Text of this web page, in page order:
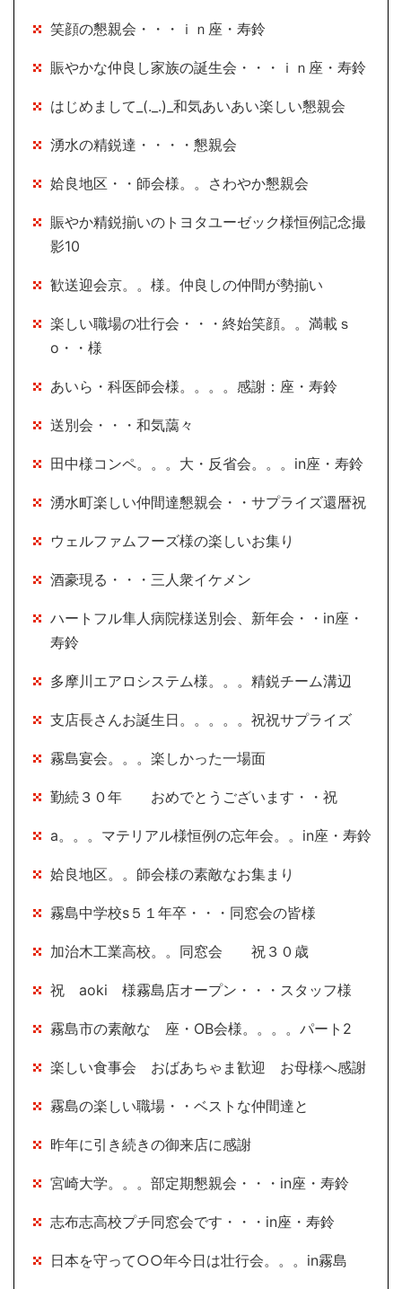
笑顔の懇親会・・・ｉｎ座・寿鈴
賑やかな仲良し家族の誕生会・・・ｉｎ座・寿鈴
はじめまして_(._.)_和気あいあい楽しい懇親会
湧水の精鋭達・・・・懇親会
姶良地区・・師会様。。さわやか懇親会
賑やか精鋭揃いのトヨタユーゼック様恒例記念撮
影10
歓送迎会京。。様。仲良しの仲間が勢揃い
楽しい職場の壮行会・・・終始笑顔。。満載ｓ
o・・様
あいら・科医師会様。。。。感謝：座・寿鈴
送別会・・・和気藹々
田中様コンペ。。。大・反省会。。。in座・寿鈴
湧水町楽しい仲間達懇親会・・サプライズ還暦祝
ウェルファムフーズ様の楽しいお集り
酒豪現る・・・三人衆イケメン
ハートフル隼人病院様送別会、新年会・・in座・
寿鈴
多摩川エアロシステム様。。。精鋭チーム溝辺
支店長さんお誕生日。。。。。祝祝サプライズ
霧島宴会。。。楽しかった一場面
勤続３０年 おめでとうございます・・祝
a。。。マテリアル様恒例の忘年会。。in座・寿鈴
姶良地区。。師会様の素敵なお集まり
霧島中学校s５１年卒・・・同窓会の皆様
加治木工業高校。。同窓会 祝３０歳
祝 aoki 様霧島店オープン・・・スタッフ様
霧島市の素敵な 座・OB会様。。。。パート2
楽しい食事会 おばあちゃま歓迎 お母様へ感謝
霧島の楽しい職場・・ベストな仲間達と
昨年に引き続きの御来店に感謝
宮崎大学。。。部定期懇親会・・・in座・寿鈴
志布志高校プチ同窓会です・・・in座・寿鈴
日本を守って○○年今日は壮行会。。。in霧島